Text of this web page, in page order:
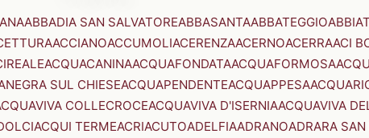
ABBADIA SAN SALVATOREABBASANTAABBATEGGIO
ACCIANOACCUMOLIACERENZAACERNOACERRAACI
ACQUACANINAACQUAFONDATAACQUAFORMOSA
SUL CHIESEACQUAPENDENTEACQUAPPESA
COLLECROCEACQUAVIVA D'ISERNIAACQUAVIVA
ACQUI TERMEACRIACUTOADELFIAADRANOADRARA